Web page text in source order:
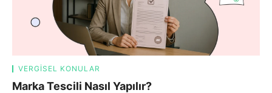
VERGISEL KONULAR
Marka Tescili Nasıl Yapılır?